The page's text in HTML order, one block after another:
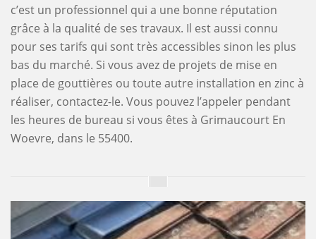
c’est un professionnel qui a une bonne réputation
grâce à la qualité de ses travaux. Il est aussi connu
pour ses tarifs qui sont très accessibles sinon les plus
bas du marché. Si vous avez de projets de mise en
place de gouttières ou toute autre installation en zinc à
réaliser, contactez-le. Vous pouvez l’appeler pendant
les heures de bureau si vous êtes à Grimaucourt En
Woevre, dans le 55400.